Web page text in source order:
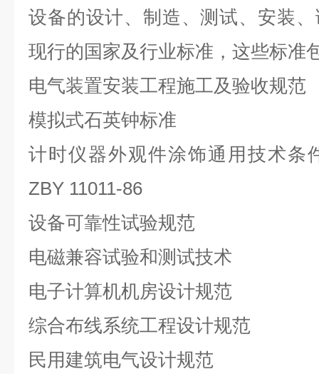
设备的设计、制造、测试、安装
现行的国家及行业标准，这些标准
电气装置安装工程施工及验收规范
模拟式石英钟标准
计时仪器外观件涂饰通用技术条
ZBY 11011-86
设备可靠性试验规范
电磁兼容试验和测试技术
电子计算机机房设计规范
综合布线系统工程设计规范
民用建筑电气设计规范